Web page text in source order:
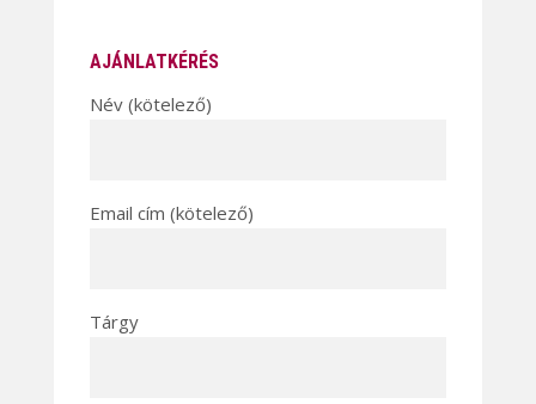
AJÁNLATKÉRÉS
Név (kötelező)
Email cím (kötelező)
Tárgy